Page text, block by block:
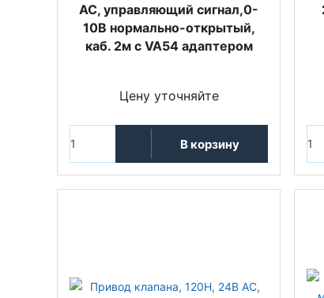
AC, управляющий сигнал,0-
10В нормально-открытый,
каб. 2м с VA54 адаптером
Цену уточняйте
В корзину